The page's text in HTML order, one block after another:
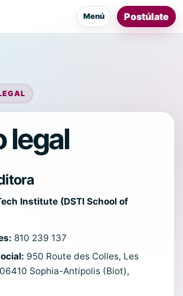
Menú Postúlate
legal
Institute (DSTI School of
810 239 137
950 Route des Colles, Les
Sophia-Antipolis (Biot),